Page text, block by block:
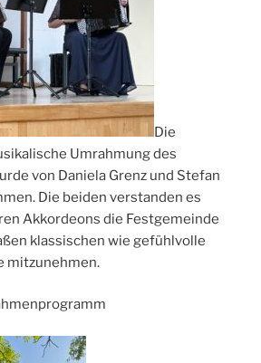
Die
Umrahmung des
von Daniela Grenz und Stefan
Die beiden verstanden es
Akkordeons die Festgemeinde
klassischen wie gefühlvolle
mitzunehmen.